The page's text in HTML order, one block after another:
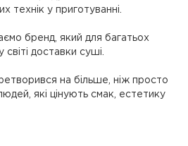
технік у приготуванні.
бренд, який для багатьох
світі доставки суші.
на більше, ніж просто
які цінують смак, естетику